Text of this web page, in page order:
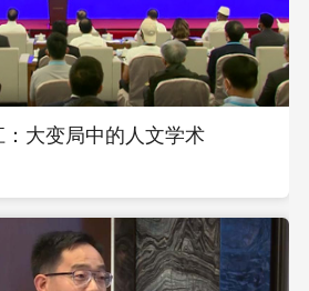
：大变局中的人文学术